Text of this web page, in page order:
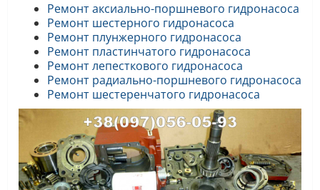
Ремонт аксиально-поршневого гидронасоса
Ремонт шестерного гидронасоса
Ремонт плунжерного гидронасоса
Ремонт пластинчатого гидронасоса
Ремонт лепесткового гидронасоса
Ремонт радиально-поршневого гидронасоса
Ремонт шестеренчатого гидронасоса